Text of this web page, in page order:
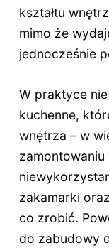
kształtu
mimo że
jednocześnie
W praktyce
kuchenne,
wnętrza – w
zakamarki
co zrobić.
do zabudowy